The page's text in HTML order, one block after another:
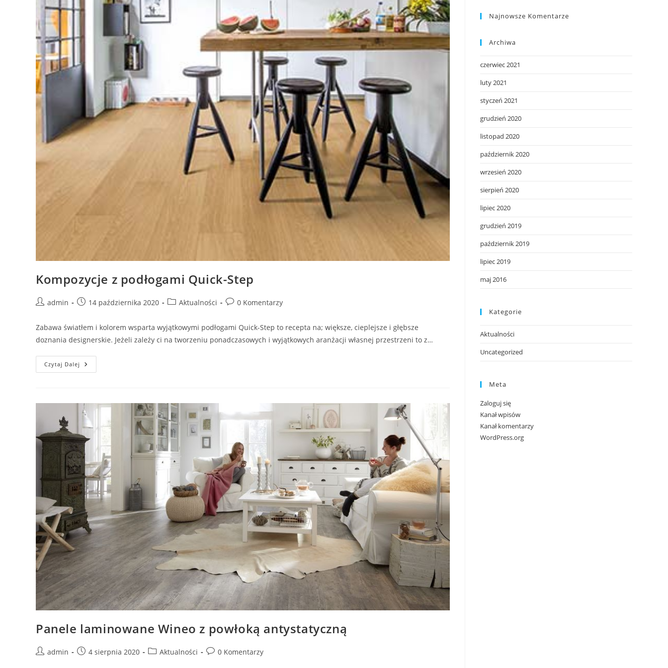
Kompozycje z podłogami Quick-Step
Postadmin
Post14 października 2020
PostAktualności
Post0 Komentarzy
Zabawa światłem i kolorem wsparta wyjątkowymi podłogami Quick-Step to recepta na; większe, cieplejsze i głębsze
doznania designerskie. Jeżeli zależy ci na tworzeniu ponadczasowych i wyjątkowych aranżacji własnej przestrzeni to z…
Czytaj Dalej Kompozycje
Z
Panele laminowane Wineo z powłoką antystatyczną
Postadmin
Post4 sierpnia 2020
PostAktualności
Post0 Komentarzy
Najnowsze Komentarze
Archiwa
czerwiec 2021
luty 2021
styczeń 2021
grudzień 2020
listopad 2020
październik 2020
wrzesień 2020
sierpień 2020
lipiec 2020
grudzień 2019
październik 2019
lipiec 2019
maj 2016
Kategorie
Aktualności
Uncategorized
Meta
Zaloguj się
Kanał wpisów
Kanał komentarzy
WordPress.org